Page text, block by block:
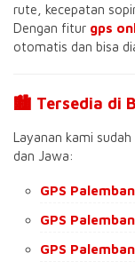
rute, kecepatan
Dengan fitur gps
otomatis dan bisa
🏙️ Tersedia di
Layanan kami
dan Jawa:
GPS
GPS
GPS